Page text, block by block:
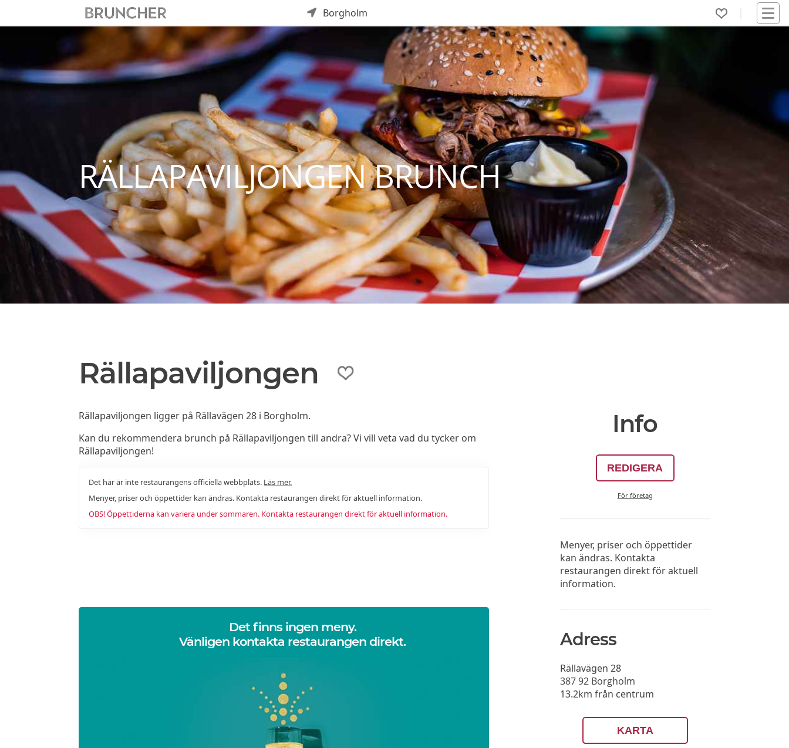
Borgholm
RÄLLAPAVILJONGEN BRUNCH
Rällapaviljongen
Rällapaviljongen ligger på Rällavägen 28 i Borgholm.
Kan du rekommendera brunch på Rällapaviljongen till andra? Vi vill veta vad du tycker om
Rällapaviljongen!
Det här är inte restaurangens officiella webbplats. Läs mer.
Menyer, priser och öppettider kan ändras. Kontakta restaurangen direkt för aktuell information.
OBS! Öppettiderna kan variera under sommaren. Kontakta restaurangen direkt för aktuell information.
Det finns ingen meny.
Vänligen kontakta restaurangen direkt.
Info
REDIGERA
För företag
Menyer, priser och öppettider
kan ändras. Kontakta
restaurangen direkt för aktuell
information.
Adress
Rällavägen 28
387 92 Borgholm
13.2km från centrum
KARTA